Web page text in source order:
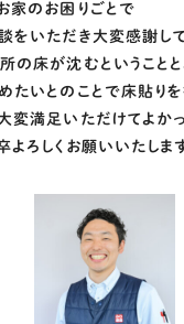
家のお困りごとで
をいただき大変感謝して
の床が沈むということと
たいとのことで床貼りを
変満足いただけてよか
よろしくお願いいたしま